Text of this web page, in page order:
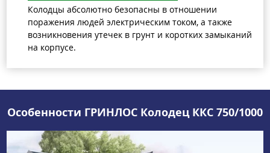
Колодцы абсолютно безопасны в отношении
поражения людей электрическим током, а также
возникновения утечек в грунт и коротких замыканий
на корпусе.
Особенности ГРИНЛОС Колодец ККС 750/1000